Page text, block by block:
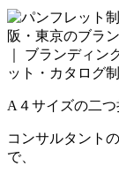
A４サイズの二つ
コンサルタント
で、